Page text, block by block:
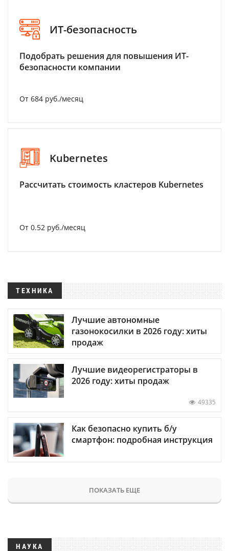
ИТ-безопасность
Подобрать решения для повышения ИТ-
безопасности компании
От 684 руб./месяц
Kubernetes
Рассчитать стоимость кластеров Kubernetes
От 0.52 руб./месяц
ТЕХНИКА
Лучшие автономные
газонокосилки в 2026 году: хиты
продаж
Лучшие видеорегистраторы в
2026 году: хиты продаж
49335
Как безопасно купить б/у
смартфон: подробная инструкция
ПОКАЗАТЬ ЕЩЕ
НАУКА